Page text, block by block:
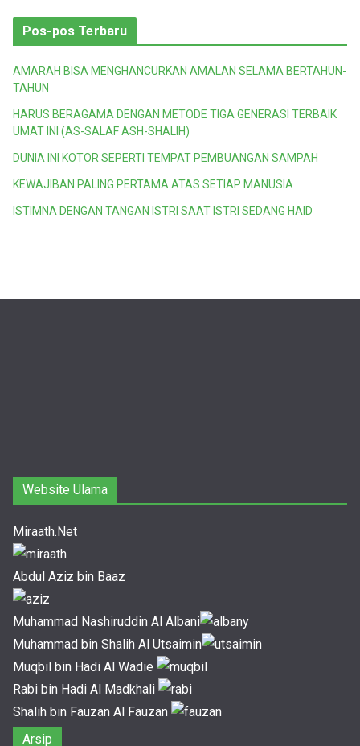
Pos-pos Terbaru
AMARAH BISA MENGHANCURKAN AMALAN SELAMA BERTAHUN-
TAHUN
HARUS BERAGAMA DENGAN METODE TIGA GENERASI TERBAIK
UMAT INI (AS-SALAF ASH-SHALIH)
DUNIA INI KOTOR SEPERTI TEMPAT PEMBUANGAN SAMPAH
KEWAJIBAN PALING PERTAMA ATAS SETIAP MANUSIA
ISTIMNA DENGAN TANGAN ISTRI SAAT ISTRI SEDANG HAID
Website Ulama
Miraath.Net
Abdul Aziz bin Baaz
Muhammad Nashiruddin Al Albani
Muhammad bin Shalih Al Utsaimin
Muqbil bin Hadi Al Wadie
Rabi bin Hadi Al Madkhali
Shalih bin Fauzan Al Fauzan
Arsip